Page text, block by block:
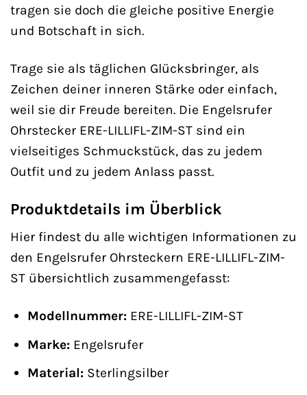
tragen sie doch die gleiche positive Energie
und Botschaft in sich.
Trage sie als täglichen Glücksbringer, als
Zeichen deiner inneren Stärke oder einfach,
weil sie dir Freude bereiten. Die Engelsrufer
Ohrstecker ERE-LILLIFL-ZIM-ST sind ein
vielseitiges Schmuckstück, das zu jedem
Outfit und zu jedem Anlass passt.
Produktdetails im Überblick
Hier findest du alle wichtigen Informationen zu
den Engelsrufer Ohrsteckern ERE-LILLIFL-ZIM-
ST übersichtlich zusammengefasst:
Modellnummer:ERE-LILLIFL-ZIM-ST
Marke:Engelsrufer
Material:Sterlingsilber